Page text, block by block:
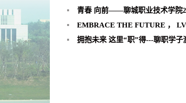
青春 向前——聊城职业技术学院
EMBRACE THE FUTURE ，
拥抱未来 这里“职”得---聊职学子